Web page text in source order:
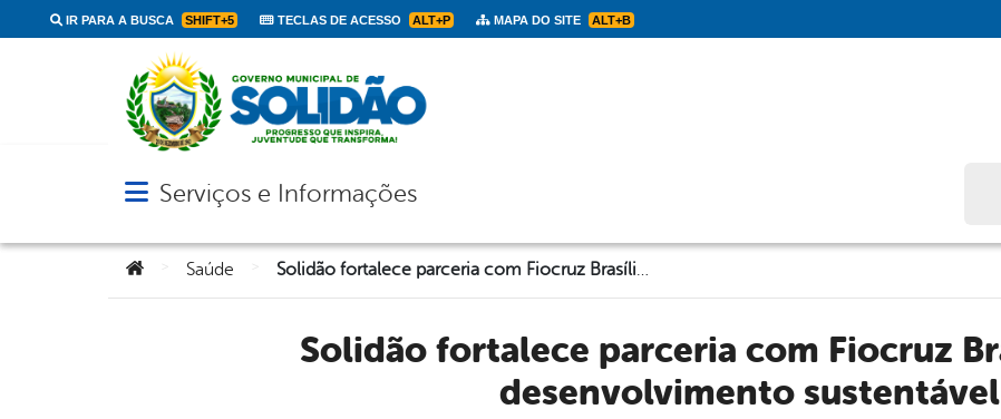
IR PARA A BUSCA SHIFT+5 TECLAS DE ACESSO ALT+P MAPA DO SITE ALT+B
Abrir menu principal de navegação
Serviços e Informações
Você está aqui:
Saúde Solidão fortalece parceria com Fiocruz Brasília para o desenvolvimento sustentável
Solidão fortalece parceria com Fiocruz Brasília para o
desenvolvimento sustentável